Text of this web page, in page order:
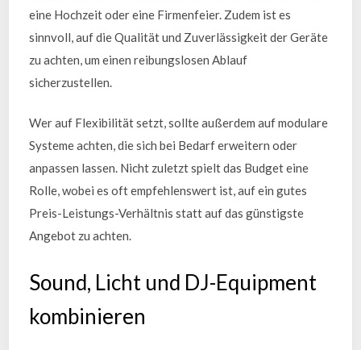
eine Hochzeit oder eine Firmenfeier. Zudem ist es
sinnvoll, auf die Qualität und Zuverlässigkeit der Geräte
zu achten, um einen reibungslosen Ablauf
sicherzustellen.
Wer auf Flexibilität setzt, sollte außerdem auf modulare
Systeme achten, die sich bei Bedarf erweitern oder
anpassen lassen. Nicht zuletzt spielt das Budget eine
Rolle, wobei es oft empfehlenswert ist, auf ein gutes
Preis-Leistungs-Verhältnis statt auf das günstigste
Angebot zu achten.
Sound, Licht und DJ-Equipment
kombinieren